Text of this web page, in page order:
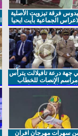
فرقة تيزويت الأصلية
الجماعية بأيت ايحيا
جهة درعة تافيلالت يترأس
مراسم الإنصات للخطاب
الملكي السامي بمناسبة
سهرات مهرجان افران